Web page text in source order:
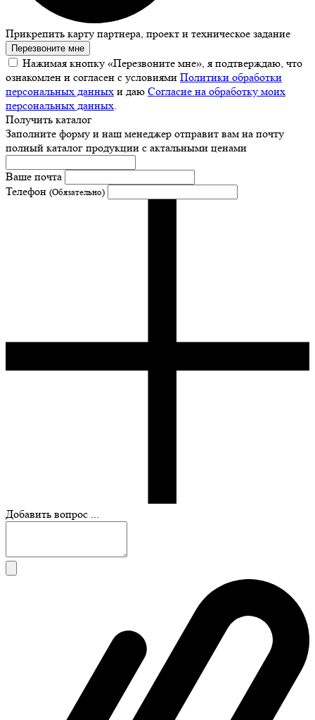
Прикрепить карту партнера, проект и техническое задание
Перезвоните мне
Нажимая кнопку «Перезвоните мне», я подтверждаю, что
ознакомлен и согласен с условиями Политики обработки
персональных данных и даю Согласие на обработку моих
персональных данных.
Получить каталог
Заполните форму и наш менеджер отправит вам на почту
полный каталог продукции с актальными ценами
Ваше почта
Телефон (Обязательно)
Добавить вопрос ...